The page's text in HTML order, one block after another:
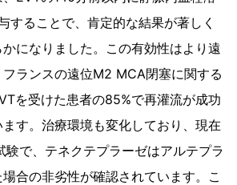
することで、肯定的な結果が著しく
になりました。この有効性はより遠
ランスの遠位M2 MCA閉塞に関する
を受けた患者の85%で再灌流が成功
す。治療環境も変化しており、現在
験で、テネクテプラーゼはアルテプラ
合の非劣性が確認されています。こ